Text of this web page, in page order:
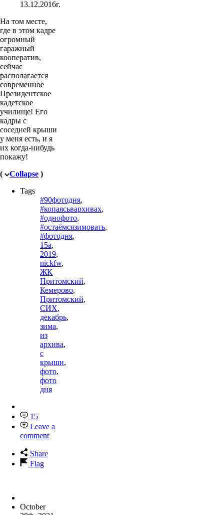
13.12.2016г.
На том месте,
где в этом кадре
огромный
гаражный
кооператив,
сейчас
располагается
современное
Президентское
кадетское
училище! Его
кадры с
соседней крыши
у меня есть, и я
их когда-нибудь
покажу!
(
Collapse )
Tags
#90фотодня,
#копаясьвархивах,
#однофото,
#остаёмсязимовать,
#фотодня,
15а,
2019,
nickfw,
ЖК
Притомский,
Кемерово,
Притомский,
СИХ,
декабрь,
зима,
из
архива,
с
крыши,
фото,
фото
дня
15
Leave a
comment
Share
Flag
October